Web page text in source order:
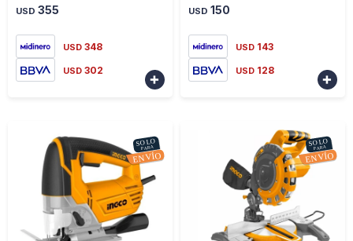
USD 355
USD 348
USD 302

USD 150
USD 143
USD 128
